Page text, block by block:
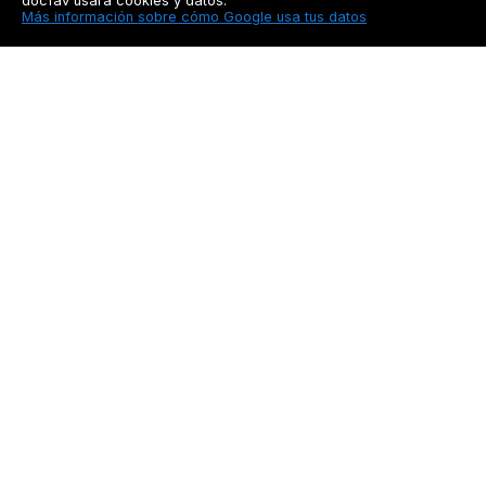
Más información sobre cómo Google usa tus datos